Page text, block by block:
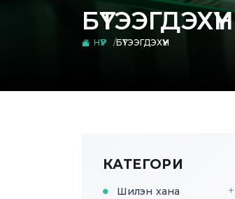
БҮТЭЭГДЭХҮҮН
НҮҮР БҮТЭЭГДЭХҮҮН
КАТЕГОРИ
Шилэн хана